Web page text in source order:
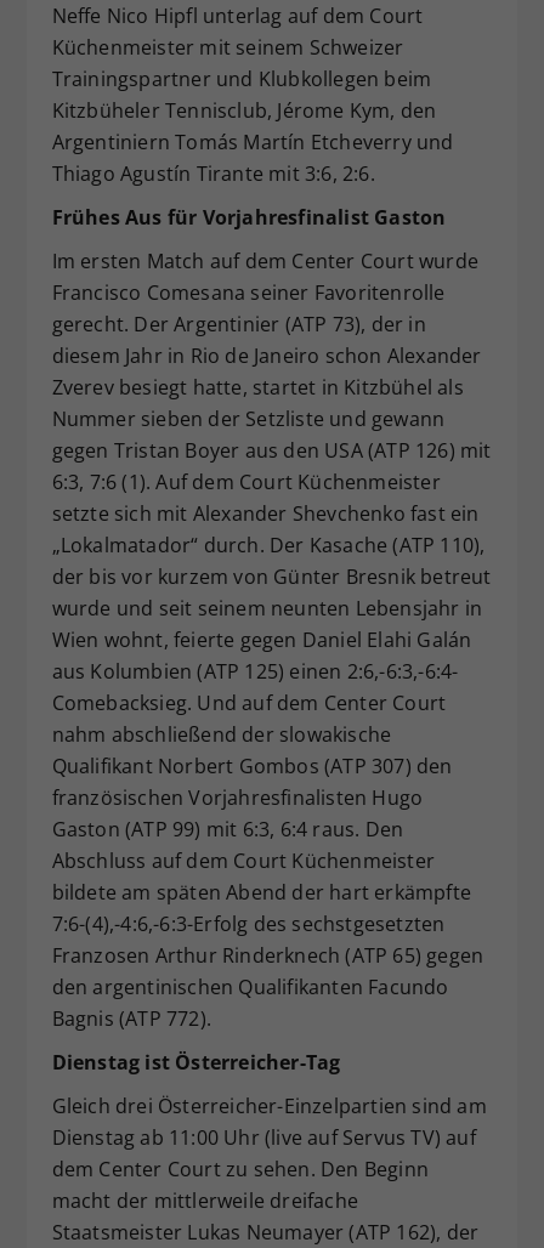
Neffe Nico Hipfl unterlag auf dem Court
Küchenmeister mit seinem Schweizer
Trainingspartner und Klubkollegen beim
Kitzbüheler Tennisclub, Jérome Kym, den
Argentiniern Tomás Martín Etcheverry und
Thiago Agustín Tirante mit 3:6, 2:6.
Frühes Aus für Vorjahresfinalist Gaston
Im ersten Match auf dem Center Court wurde
Francisco Comesana seiner Favoritenrolle
gerecht. Der Argentinier (ATP 73), der in
diesem Jahr in Rio de Janeiro schon Alexander
Zverev besiegt hatte, startet in Kitzbühel als
Nummer sieben der Setzliste und gewann
gegen Tristan Boyer aus den USA (ATP 126) mit
6:3, 7:6 (1). Auf dem Court Küchenmeister
setzte sich mit Alexander Shevchenko fast ein
„Lokalmatador“ durch. Der Kasache (ATP 110),
der bis vor kurzem von Günter Bresnik betreut
wurde und seit seinem neunten Lebensjahr in
Wien wohnt, feierte gegen Daniel Elahi Galán
aus Kolumbien (ATP 125) einen 2:6,-6:3,-6:4-
Comebacksieg. Und auf dem Center Court
nahm abschließend der slowakische
Qualifikant Norbert Gombos (ATP 307) den
französischen Vorjahresfinalisten Hugo
Gaston (ATP 99) mit 6:3, 6:4 raus. Den
Abschluss auf dem Court Küchenmeister
bildete am späten Abend der hart erkämpfte
7:6-(4),-4:6,-6:3-Erfolg des sechstgesetzten
Franzosen Arthur Rinderknech (ATP 65) gegen
den argentinischen Qualifikanten Facundo
Bagnis (ATP 772).
Dienstag ist Österreicher-Tag
Gleich drei Österreicher-Einzelpartien sind am
Dienstag ab 11:00 Uhr (live auf Servus TV) auf
dem Center Court zu sehen. Den Beginn
macht der mittlerweile dreifache
Staatsmeister Lukas Neumayer (ATP 162), der